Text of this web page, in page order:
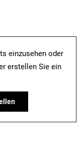
einzusehen oder
erstellen Sie ein